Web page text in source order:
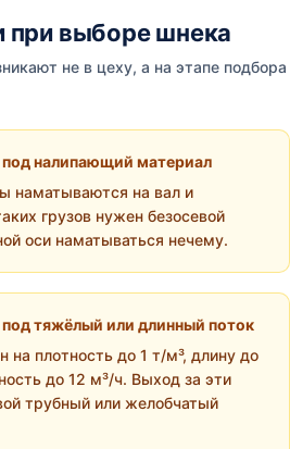
выборе шнека
не в цеху, а на этапе подбора
налипающий материал
наматываются на вал и
грузов нужен безосевой
оси наматываться нечему.
тяжёлый или длинный поток
на плотность до 1 т/м³, длину до
до 12 м³/ч. Выход за эти
трубный или желобчатый